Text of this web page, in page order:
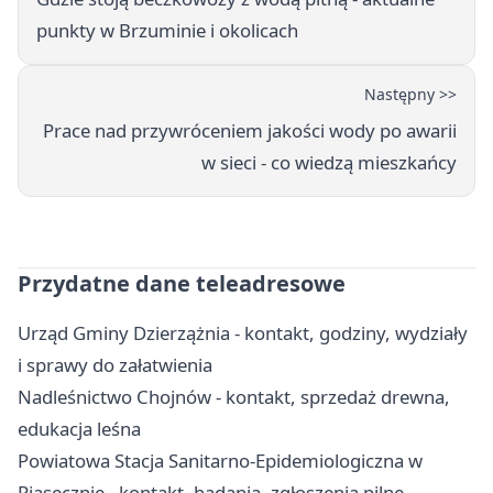
punkty w Brzuminie i okolicach
Następny >>
Prace nad przywróceniem jakości wody po awarii
w sieci - co wiedzą mieszkańcy
Przydatne dane teleadresowe
Urząd Gminy Dzierzążnia - kontakt, godziny, wydziały
i sprawy do załatwienia
Nadleśnictwo Chojnów - kontakt, sprzedaż drewna,
edukacja leśna
Powiatowa Stacja Sanitarno-Epidemiologiczna w